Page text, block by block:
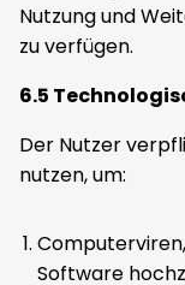
Nutzung und
zu verfügen.
6.5
Der Nutzer
nutzen, um:
Software